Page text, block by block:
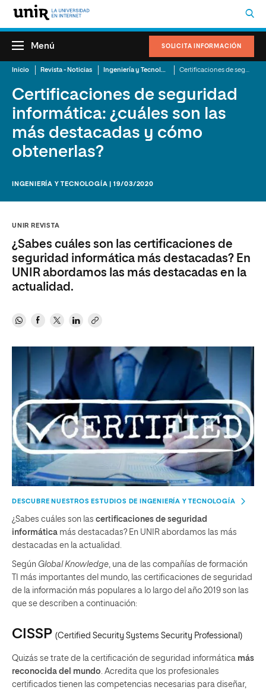
SOLICITA INFORMACIÓN
Menú
Inicio Revista - Noticias Ingeniería y Tecnología
Certificaciones de seguridad
informática: ¿cuáles son las
más destacadas y cómo
obtenerlas?
INGENIERÍA Y TECNOLOGÍA | 19/03/2020
UNIR REVISTA
¿Sabes cuáles son las certificaciones de
seguridad informática más destacadas? En
UNIR abordamos las más destacadas en la
actualidad.
DESCUBRE NUESTROS ESTUDIOS DE INGENIERÍA Y TECNOLOGÍA
¿Sabes cuáles son las certificaciones de seguridad
informática más destacadas? En UNIR abordamos las más
destacadas en la actualidad.
Según Global Knowledge, una de las compañías de formación
TI más importantes del mundo, las certificaciones de seguridad
de la información más populares a lo largo del año 2019 son las
que se describen a continuación:
CISSP (Certified Security Systems Security Professional )
Quizás se trate de la certificación de seguridad informática más
reconocida del mundo. Acredita que los profesionales
certificados tienen las competencias necesarias para diseñar,